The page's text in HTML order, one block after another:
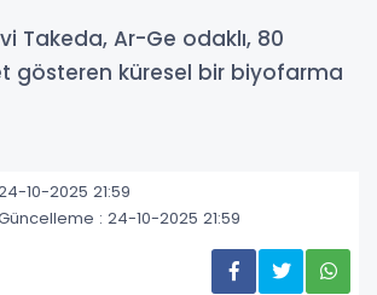
Takeda, Ar-Ge odaklı, 80
gösteren küresel bir biyofarma
10-2025 21:59
: 24-10-2025 21:59